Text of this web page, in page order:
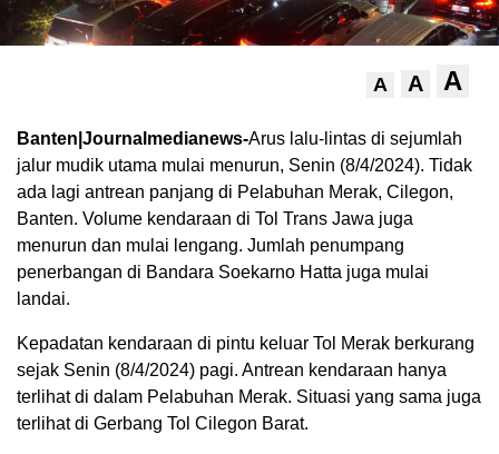
A A A
Banten|Journalmedianews-Arus lalu-lintas di sejumlah
jalur mudik utama mulai menurun, Senin (8/4/2024). Tidak
ada lagi antrean panjang di Pelabuhan Merak, Cilegon,
Banten. Volume kendaraan di Tol Trans Jawa juga
menurun dan mulai lengang. Jumlah penumpang
penerbangan di Bandara Soekarno Hatta juga mulai
landai.
Kepadatan kendaraan di pintu keluar Tol Merak berkurang
sejak Senin (8/4/2024) pagi. Antrean kendaraan hanya
terlihat di dalam Pelabuhan Merak. Situasi yang sama juga
terlihat di Gerbang Tol Cilegon Barat.